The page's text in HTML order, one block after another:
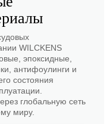
WILCKENS
эпоксидные,
антифоулинги и
состояния
глобальную сеть
миру.